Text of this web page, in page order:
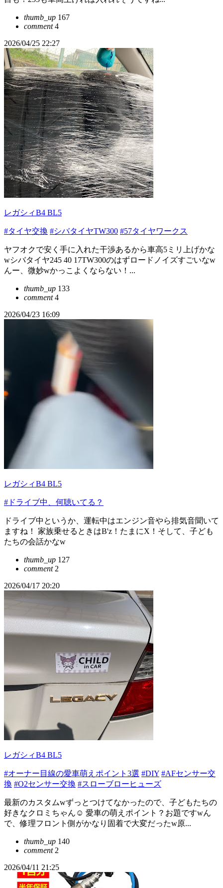
thumb_up 167
comment4
2026/04/25 22:27
レガシィB4 BL5
#タイヤ交換 #シバタイヤTW300 #57タイヤワークス
ヤフオクで安く手に入れた干渉あるから車高5ミリ上げかな
wシバタイヤ245 40 17TW300のはずロードノイズすごいなw
んー、微妙wかっこよくならない！...
thumb_up 133
comment4
2026/04/23 16:09
レガシィB4 BL5
#ドライブ中、何聴いてる？
ドライブ中というか、運転中はエンジン音やら排気音聞いて
ますね！ 家族乗せるときはB'z！たまにX！そして、子ども
たちの会話かなw
thumb_up 127
comment2
2026/04/17 20:20
レガシィB4 BL5
#オーナー目線の愛車萌えポイント3選 #DIY #AFセンサー交
換 #O2センサー交換 #スローブローヒューズ
最新のカスタムwずっとつけてなかったので、子どもたちの
好きなクロミちゃん☺ 愛車の萌えポイント？お題ですwん
で、修理フロント側がかなり固着で大変だったw原...
thumb_up 140
comment2
2026/04/11 21:25